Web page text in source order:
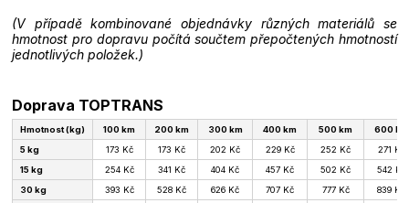
(V případě kombinované objednávky různých materiálů se
hmotnost pro dopravu počítá součtem přepočtených hmotností
jednotlivých položek.)
Doprava TOPTRANS
Hmotnost (kg) 100 km 200 km 300 km 400 km 500 km
600 km
5 kg
173 Kč 173 Kč 202 Kč 229 Kč 252 Kč
271 Kč
15 kg
254 Kč 341 Kč 404 Kč 457 Kč 502 Kč
542 Kč
30 kg
393 Kč 528 Kč 626 Kč 707 Kč 777 Kč
839 Kč